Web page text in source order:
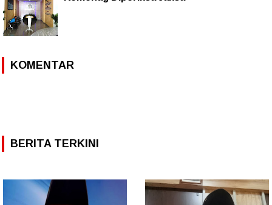
KOMENTAR
BERITA TERKINI